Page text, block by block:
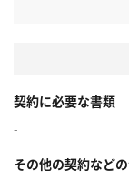
契約に必要な書類
-
その他の契約など